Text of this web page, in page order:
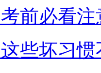
前必看注
些坏习惯